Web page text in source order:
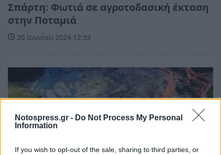
Notospress.gr - Do Not Process My Personal
Information
If you wish to opt-out of the sale, sharing to third parties, or
Σπάρτη: Φωτιά σε αγροτοδασική έκταση
στην Ποταμιά
20 Ιουνίου 2024 12:33